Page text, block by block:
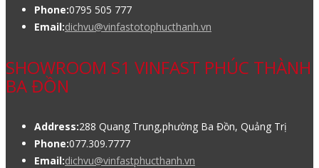
Phone:0795 505 777
Email:dichvu@vinfastotophucthanh.vn
SHOWROOM S1 VINFAST PHÚC THÀNH
BA ĐỒN
Address:288 Quang Trung,phường Ba Đồn, Quảng Trị
Phone:077.309.7777
Email:dichvu@vinfastphucthanh.vn